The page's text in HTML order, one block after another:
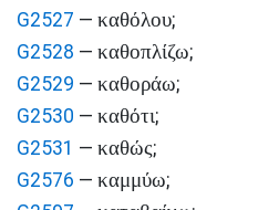
G2527 — καθόλου;
G2528 — καθοπλίζω;
G2529 — καθοράω;
G2530 — καθότι;
G2531 — καθώς;
G2576 — καμμύω;